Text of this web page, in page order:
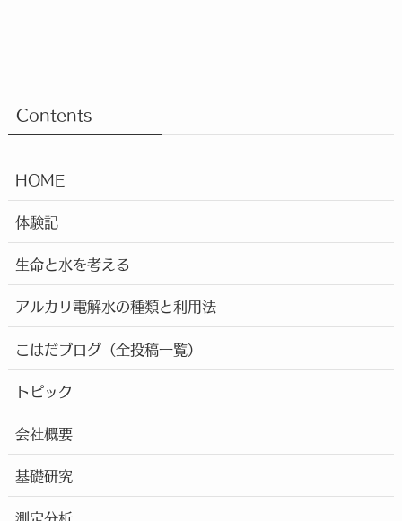
Contents
HOME
体験記
生命と水を考える
アルカリ電解水の種類と利用法
こはだブログ（全投稿一覧）
トピック
会社概要
基礎研究